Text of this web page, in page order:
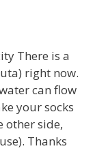
There is a
right now.
can flow
your socks
other side,
Thanks